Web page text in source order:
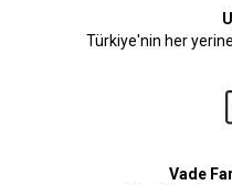
Türkiye'nin her
Vade